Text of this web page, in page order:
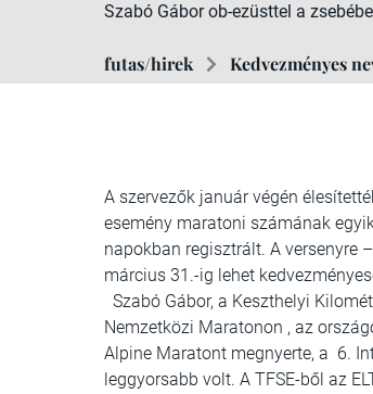
Szabó Gábor ob-ezüsttel a
futas/hirek Kedvezményes
A szervezők január végén
esemény maratoni számának
napokban regisztrált. A versenyre
március 31.-ig lehet
Szabó Gábor, a Keszthelyi
Nemzetközi Maratonon , az
Alpine Maratont megnyerte, a 6.
leggyorsabb volt. A TFSE-ből az